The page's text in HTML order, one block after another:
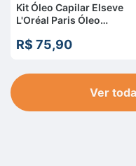
Kit Óleo Capilar Elseve
L'Oréal Paris Óleo
Brilho - 2 Unidades
R$ 75,90
Ver